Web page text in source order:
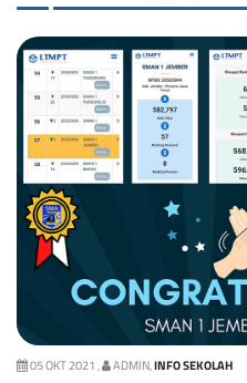
05 OKT 2021 , ADMIN,INFO SEKOLAH